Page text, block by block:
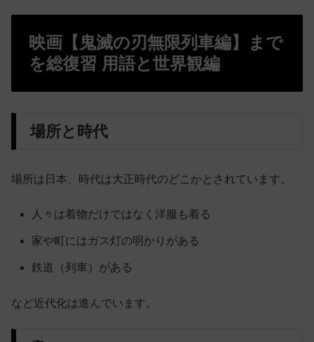
映画【鬼滅の刃無限列車編】まで
を総復習 用語と世界観編
場所と時代
場所は日本、時代は大正時代のどこかとされています。
人々は着物だけではなく洋服も着る
家や町にはガス灯の明かりがある
鉄道（列車）がある
など近代化は進んでいます。